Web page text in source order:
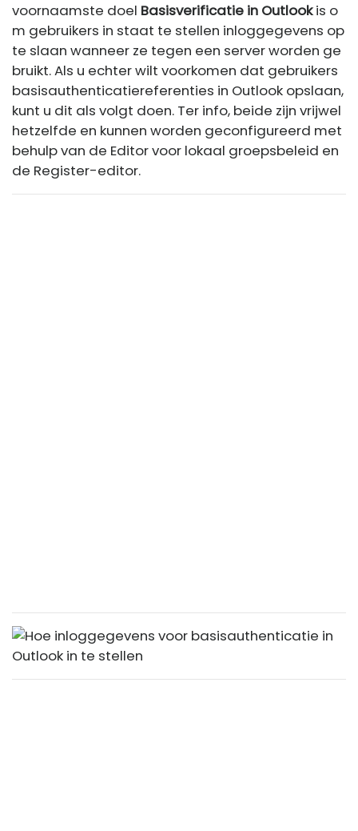
voornaamste doel Basisverificatie in Outlookis o
m gebruikers in staat te stellen inloggegevens op
te slaan wanneer ze tegen een server worden ge
bruikt. Als u echter wilt voorkomen dat gebruikers
basisauthenticatiereferenties in Outlook opslaan,
kunt u dit als volgt doen. Ter info, beide zijn vrijwel
hetzelfde en kunnen worden geconfigureerd met
behulp van de Editor voor lokaal groepsbeleid en
de Register-editor.